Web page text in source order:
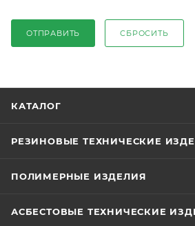
ОТПРАВИТЬ СБРОСИТЬ
КАТАЛОГ
РЕЗИНОВЫЕ ТЕХНИЧЕСКИЕ
ПОЛИМЕРНЫЕ ИЗДЕЛИЯ
АСБЕСТОВЫЕ ТЕХНИЧЕСКИЕ